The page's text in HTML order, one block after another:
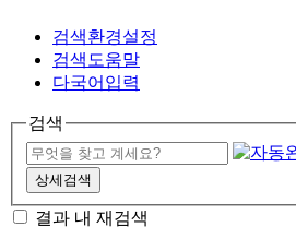
검색환경설정
검색도움말
다국어입력
검색
상세검색
결과 내 재검색